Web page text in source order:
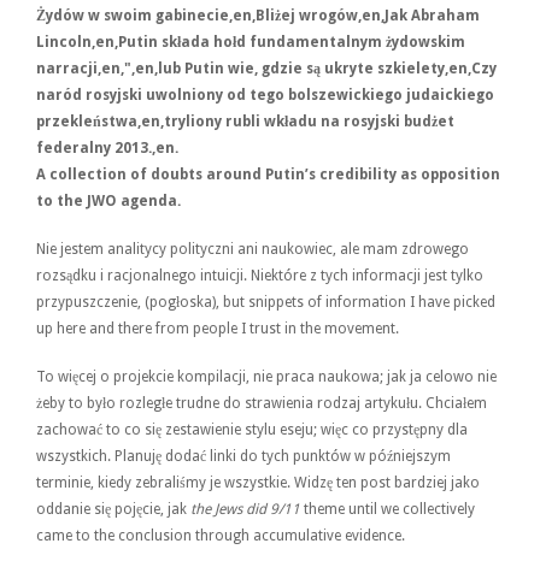
Żydów w swoim gabinecie,en,Bliżej wrogów,en,Jak Abraham
Lincoln,en,Putin składa hołd fundamentalnym żydowskim
narracji,en,",en,lub Putin wie, gdzie są ukryte szkielety,en,Czy
naród rosyjski uwolniony od tego bolszewickiego judaickiego
przekleństwa,en,tryliony rubli wkładu na rosyjski budżet
federalny 2013.,en.
A collection of doubts around Putin’s credibility as opposition
to the JWO agenda.
Nie jestem analitycy polityczni ani naukowiec, ale mam zdrowego
rozsądku i racjonalnego intuicji. Niektóre z tych informacji jest tylko
przypuszczenie, (pogłoska), but snippets of information I have picked
up here and there from people I trust in the movement.
To więcej o projekcie kompilacji, nie praca naukowa; jak ja celowo nie
żeby to było rozległe trudne do strawienia rodzaj artykułu. Chciałem
zachować to co się zestawienie stylu eseju; więc co przystępny dla
wszystkich. Planuję dodać linki do tych punktów w późniejszym
terminie, kiedy zebraliśmy je wszystkie. Widzę ten post bardziej jako
oddanie się pojęcie, jak the Jews did 9/11 theme until we collectively
came to the conclusion through accumulative evidence.